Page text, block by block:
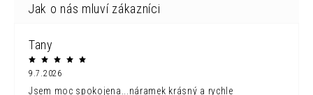
Tany
9.7.2026
Jsem moc spokojena...náramek krásný a rychle